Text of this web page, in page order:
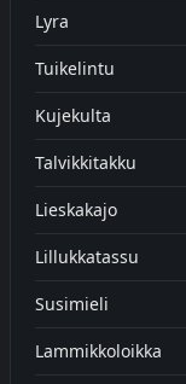
Lyra
Tuikelintu
Kujekulta
Talvikkitakku
Lieskakajo
Lillukkatassu
Susimieli
Lammikkoloikka